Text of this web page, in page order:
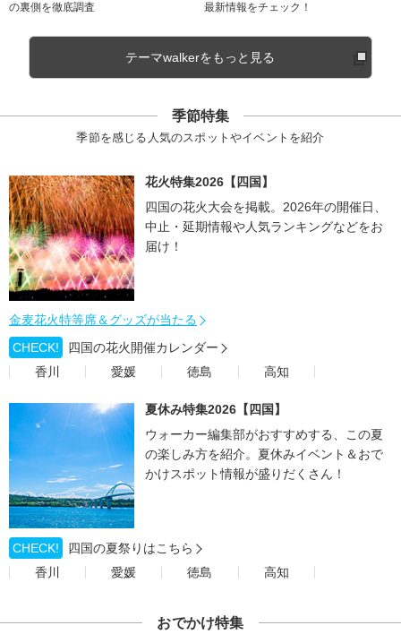
の裏側を徹底調査
最新情報をチェック！
テーマwalkerをもっと見る
季節特集
季節を感じる人気のスポットやイベントを紹介
花火特集2026【四国】
四国の花火大会を掲載。2026年の開催日、
中止・延期情報や人気ランキングなどをお
届け！
金麦花火特等席＆グッズが当たる
CHECK!
四国の花火開催カレンダー
香川
愛媛 徳島 高知
夏休み特集2026【四国】
ウォーカー編集部がおすすめする、この夏
の楽しみ方を紹介。夏休みイベント＆おで
かけスポット情報が盛りだくさん！
CHECK!
四国の夏祭りはこちら
香川
愛媛 徳島 高知
おでかけ特集